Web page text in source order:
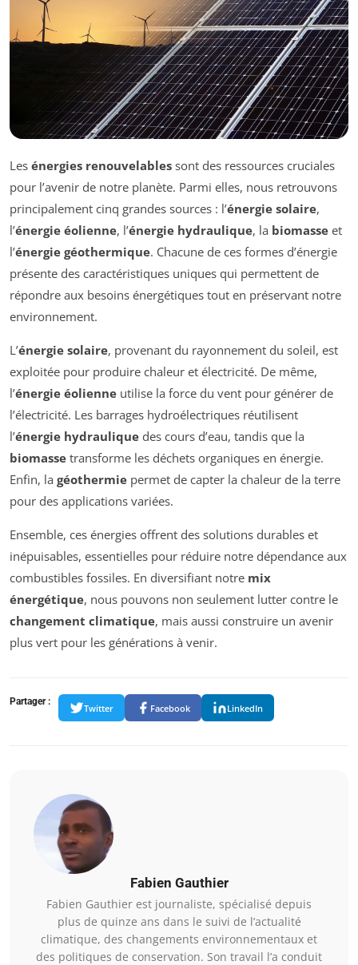
Les énergies renouvelables sont des ressources cruciales
pour l’avenir de notre planète. Parmi elles, nous retrouvons
principalement cinq grandes sources : l’énergie solaire,
l’énergie éolienne, l’énergie hydraulique, la biomasse et
l’énergie géothermique. Chacune de ces formes d’énergie
présente des caractéristiques uniques qui permettent de
répondre aux besoins énergétiques tout en préservant notre
environnement.
L’énergie solaire, provenant du rayonnement du soleil, est
exploitée pour produire chaleur et électricité. De même,
l’énergie éolienne utilise la force du vent pour générer de
l’électricité. Les barrages hydroélectriques réutilisent
l’énergie hydraulique des cours d’eau, tandis que la
biomasse transforme les déchets organiques en énergie.
Enfin, la géothermie permet de capter la chaleur de la terre
pour des applications variées.
Ensemble, ces énergies offrent des solutions durables et
inépuisables, essentielles pour réduire notre dépendance aux
combustibles fossiles. En diversifiant notre mix
énergétique, nous pouvons non seulement lutter contre le
changement climatique, mais aussi construire un avenir
plus vert pour les générations à venir.
Partager :
Twitter Facebook LinkedIn
Fabien Gauthier
Fabien Gauthier est journaliste, spécialisé depuis
plus de quinze ans dans le suivi de l’actualité
climatique, des changements environnementaux et
des politiques de conservation. Son travail l’a conduit